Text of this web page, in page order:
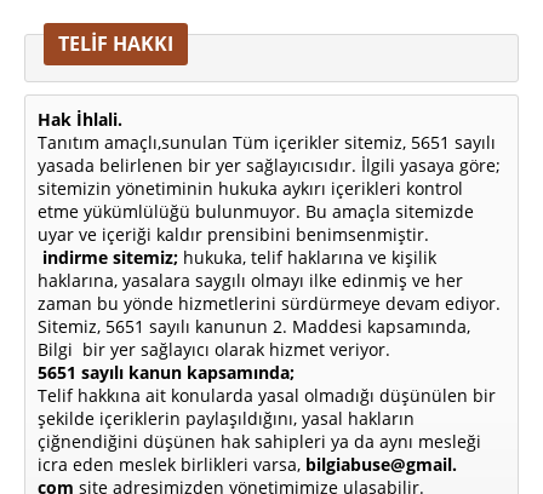
TELİF HAKKI
Hak İhlali.
Tanıtım amaçlı,sunulan Tüm içerikler sitemiz, 5651 sayılı
yasada belirlenen bir yer sağlayıcısıdır. İlgili yasaya göre;
sitemizin yönetiminin hukuka aykırı içerikleri kontrol
etme yükümlülüğü bulunmuyor. Bu amaçla sitemizde
uyar ve içeriği kaldır prensibini benimsenmiştir.
indirme sitemiz; hukuka, telif haklarına ve kişilik
haklarına, yasalara saygılı olmayı ilke edinmiş ve her
zaman bu yönde hizmetlerini sürdürmeye devam ediyor.
Sitemiz, 5651 sayılı kanunun 2. Maddesi kapsamında,
Bilgi bir yer sağlayıcı olarak hizmet veriyor.
5651 sayılı kanun kapsamında;
Telif hakkına ait konularda yasal olmadığı düşünülen bir
şekilde içeriklerin paylaşıldığını, yasal hakların
çiğnendiğini düşünen hak sahipleri ya da aynı mesleği
icra eden meslek birlikleri varsa, bilgiabuse@gmail.
com site adresimizden yönetimimize ulaşabilir.